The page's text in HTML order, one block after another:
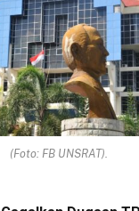
(Foto: FB UNSRAT).